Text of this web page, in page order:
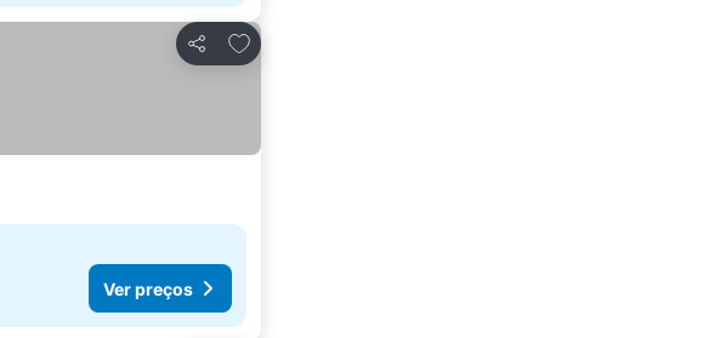
Partilhar
Adicionar aos favoritos
Ver preços